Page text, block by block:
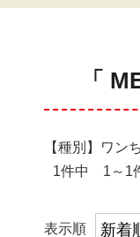
「
【種別】ワン
1件中 1～1
表示順